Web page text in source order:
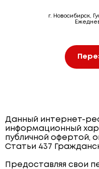
г. Новосибирск,
Данный интернет-
информационный
публичной офертой,
Статьи 437
Предоставляя свои